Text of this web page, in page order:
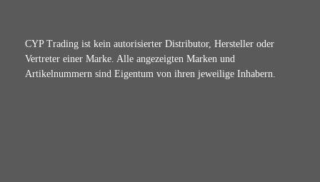
CYP Trading ist kein autorisierter Distributor, Hersteller oder
Vertreter einer Marke. Alle angezeigten Marken und
Artikelnummern sind Eigentum von ihren jeweilige Inhabern.